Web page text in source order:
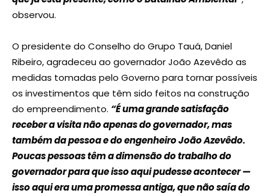
observou.
O presidente do Conselho do Grupo Tauá, Daniel
Ribeiro, agradeceu ao governador João Azevêdo as
medidas tomadas pelo Governo para tornar possíveis
os investimentos que têm sido feitos na construção
do empreendimento. “É uma grande satisfação
receber a visita não apenas do governador, mas
também da pessoa e do engenheiro João Azevêdo.
Poucas pessoas têm a dimensão do trabalho do
governador para que isso aqui pudesse acontecer —
isso aqui era uma promessa antiga, que não saía do